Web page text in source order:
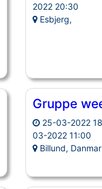
2022 20:30
Esbjerg,
Gruppe
25-03-2022
03-2022 11:00
Billund,